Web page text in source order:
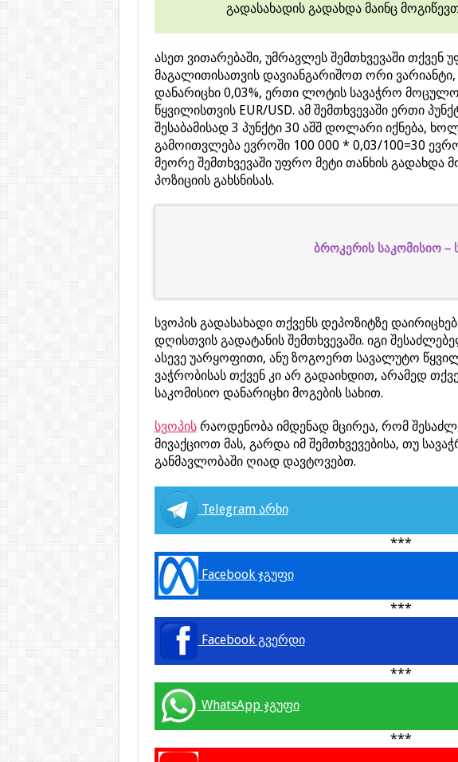
გადასახადის გადახდა მაინც
ასეთ ვითარებაში, უმრავლეს შემთხვევაში თქვენ
მაგალითისათვის დავიანგარიშოთ ორი ვარიანტი,
დანარიცხი 0,03%, ერთი ლოტის სავაჭრო
წყვილისთვის EUR/USD. ამ შემთხვევაში ერთი
შესაბამისად 3 პუნქტი 30 აშშ დოლარი იქნება,
გამოითვლება ევროში 100 000 * 0,03/100=30
მეორე შემთხვევაში უფრო მეტი თანხის
პოზიციის გახსნისას.
ბროკერის საკომისიო –
სვოპის გადასახადი თქვენს დეპოზიტზე
დღისთვის გადატანის შემთხვევაში. იგი
ასევე უარყოფითი, ანუ ზოგოერთ სავალუტო
ვაჭრობისას თქვენ კი არ გადაიხდით, არამედ
საკომისიო დანარიცხი მოგების სახით.
სვოპისრაოდენობა იმდენად მცირეა, რომ
მივაქციოთ მას, გარდა იმ შემთხვევებისა, თუ
განმავლობაში ღიად დავტოვებთ.
Telegram არხი
***
Facebook ჯგუფი
***
Facebook გვერდი
***
WhatsApp ჯგუფი
***